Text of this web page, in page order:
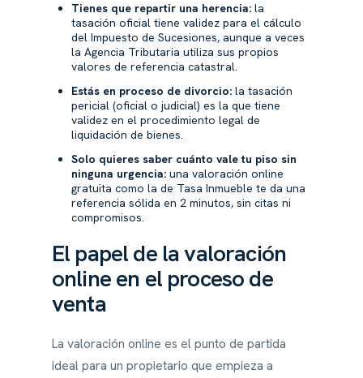
Tienes que repartir una herencia: la
tasación oficial tiene validez para el cálculo
del Impuesto de Sucesiones, aunque a veces
la Agencia Tributaria utiliza sus propios
valores de referencia catastral.
Estás en proceso de divorcio: la tasación
pericial (oficial o judicial) es la que tiene
validez en el procedimiento legal de
liquidación de bienes.
Solo quieres saber cuánto vale tu piso sin
ninguna urgencia: una valoración online
gratuita como la de Tasa Inmueble te da una
referencia sólida en 2 minutos, sin citas ni
compromisos.
El papel de la valoración
online en el proceso de
venta
La valoración online es el punto de partida
ideal para un propietario que empieza a